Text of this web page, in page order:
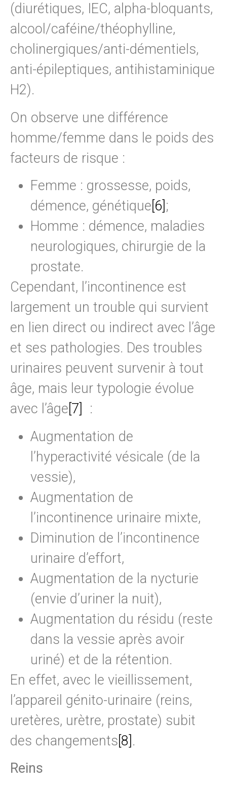
(diurétiques, IEC, alpha-bloquants,
alcool/caféine/théophylline,
cholinergiques/anti-démentiels,
anti-épileptiques, antihistaminique
H2).
On observe une différence
homme/femme dans le poids des
facteurs de risque :
Femme : grossesse, poids,
démence, génétique[6];
Homme : démence, maladies
neurologiques, chirurgie de la
prostate.
Cependant, l’incontinence est
largement un trouble qui survient
en lien direct ou indirect avec l’âge
et ses pathologies. Des troubles
urinaires peuvent survenir à tout
âge, mais leur typologie évolue
avec l’âge[7]
:
Augmentation de
l’hyperactivité vésicale (de la
vessie),
Augmentation de
l’incontinence urinaire mixte,
Diminution de l’incontinence
urinaire d’effort,
Augmentation de la nycturie
(envie d’uriner la nuit),
Augmentation du résidu (reste
dans la vessie après avoir
uriné) et de la rétention.
En effet, avec le vieillissement,
l’appareil génito-urinaire (reins,
uretères, urètre, prostate) subit
des changements[8].
Reins